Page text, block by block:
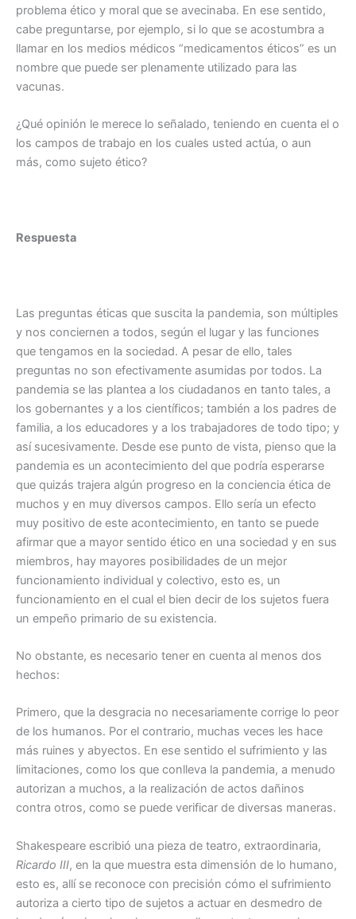
problema ético y moral que se avecinaba. En ese sentido,
cabe preguntarse, por ejemplo, si lo que se acostumbra a
llamar en los medios médicos “medicamentos éticos” es un
nombre que puede ser plenamente utilizado para las
vacunas.
¿Qué opinión le merece lo señalado, teniendo en cuenta el o
los campos de trabajo en los cuales usted actúa, o aun
más, como sujeto ético?
Respuesta
Las preguntas éticas que suscita la pandemia, son múltiples
y nos conciernen a todos, según el lugar y las funciones
que tengamos en la sociedad. A pesar de ello, tales
preguntas no son efectivamente asumidas por todos. La
pandemia se las plantea a los ciudadanos en tanto tales, a
los gobernantes y a los científicos; también a los padres de
familia, a los educadores y a los trabajadores de todo tipo; y
así sucesivamente. Desde ese punto de vista, pienso que la
pandemia es un acontecimiento del que podría esperarse
que quizás trajera algún progreso en la conciencia ética de
muchos y en muy diversos campos. Ello sería un efecto
muy positivo de este acontecimiento, en tanto se puede
afirmar que a mayor sentido ético en una sociedad y en sus
miembros, hay mayores posibilidades de un mejor
funcionamiento individual y colectivo, esto es, un
funcionamiento en el cual el bien decir de los sujetos fuera
un empeño primario de su existencia.
No obstante, es necesario tener en cuenta al menos dos
hechos:
Primero, que la desgracia no necesariamente corrige lo peor
de los humanos. Por el contrario, muchas veces les hace
más ruines y abyectos. En ese sentido el sufrimiento y las
limitaciones, como los que conlleva la pandemia, a menudo
autorizan a muchos, a la realización de actos dañinos
contra otros, como se puede verificar de diversas maneras.
Shakespeare escribió una pieza de teatro, extraordinaria,
Ricardo III, en la que muestra esta dimensión de lo humano,
esto es, allí se reconoce con precisión cómo el sufrimiento
autoriza a cierto tipo de sujetos a actuar en desmedro de